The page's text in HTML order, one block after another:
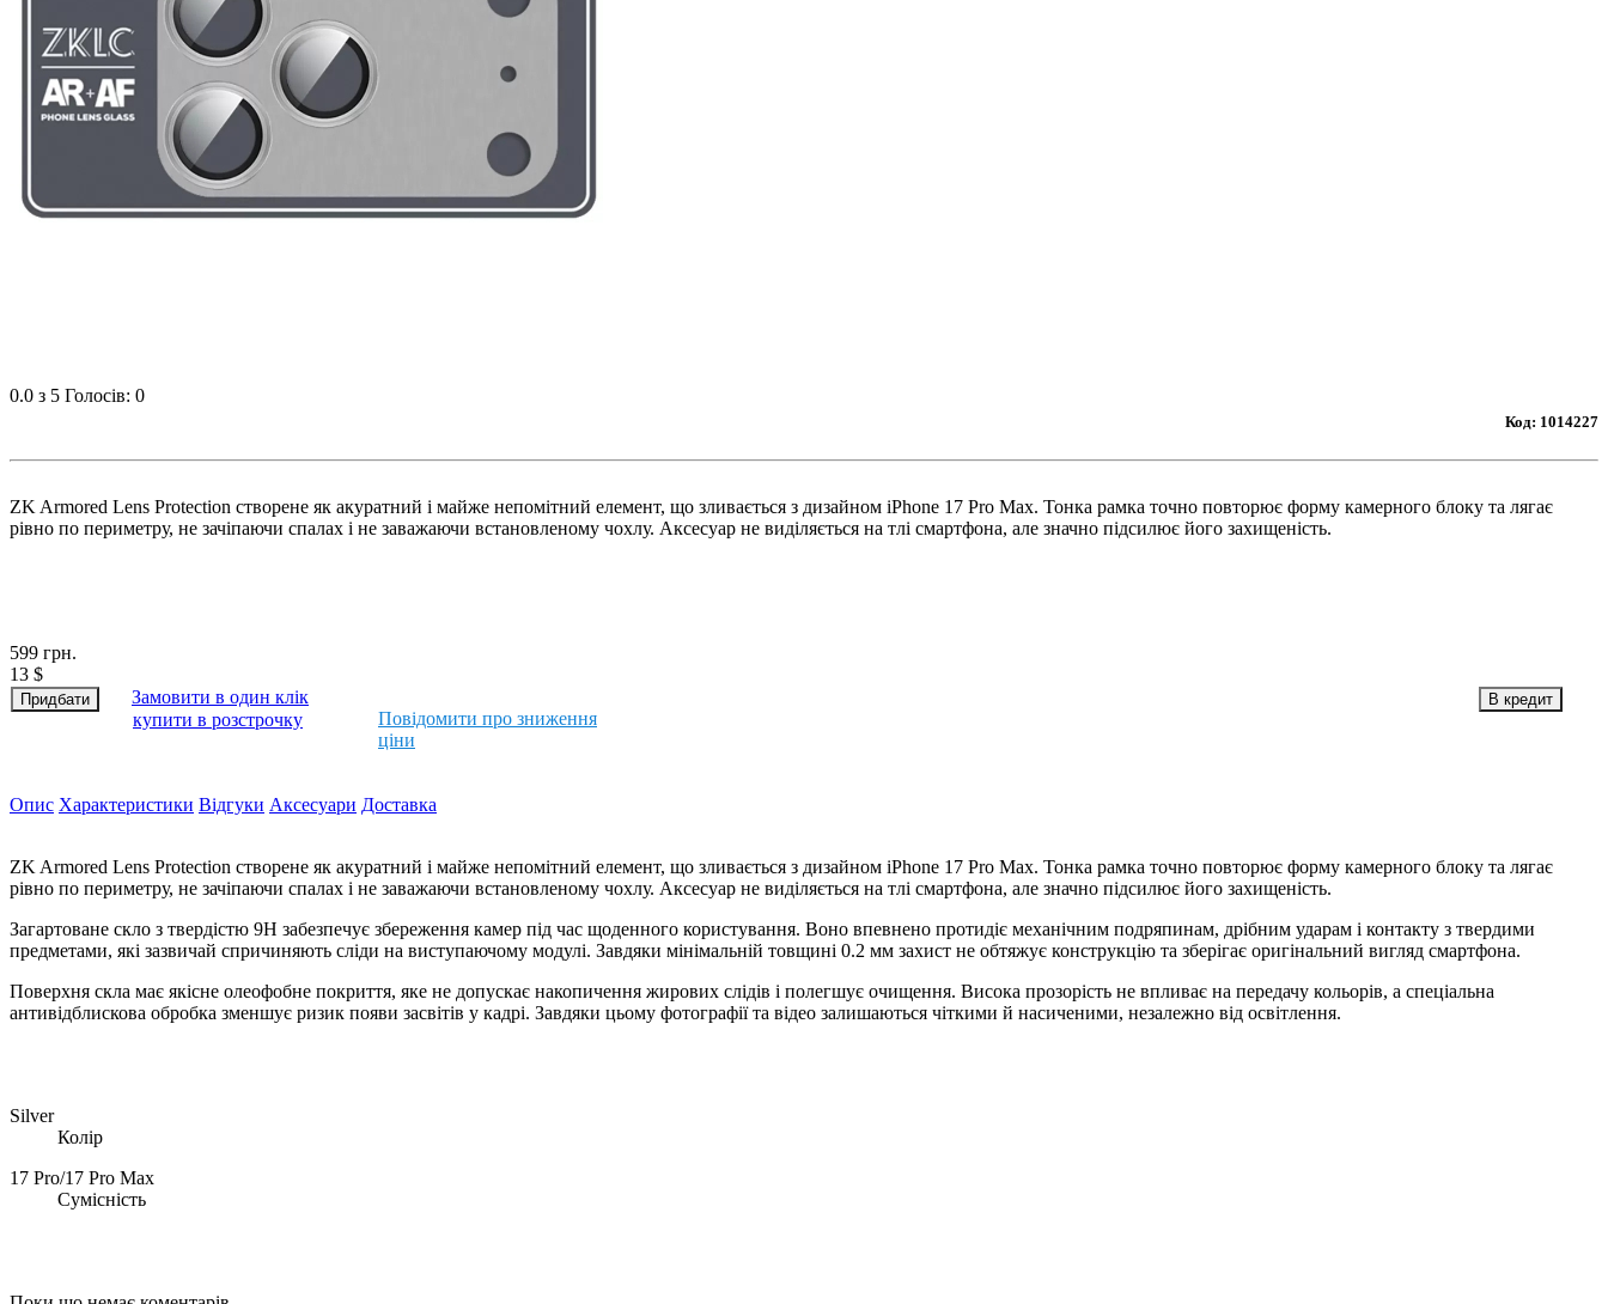
0.0 з 5 Голосів: 0
Код: 1014227
ZK Armored Lens Protection створене як акуратний і майже непомітний елемент, що зливається з дизайном iPhone 17 Pro Max. Тонка рамка точно повторює форму камерного блоку та лягає
рівно по периметру, не зачіпаючи спалах і не заважаючи встановленому чохлу. Аксесуар не виділяється на тлі смартфона, але значно підсилює його захищеність.
599 грн.
13 $
Замовити в один клік
купити в розстрочку
Повідомити про зниження
ціни
Опис Характеристики Відгуки Аксесуари Доставка
ZK Armored Lens Protection створене як акуратний і майже непомітний елемент, що зливається з дизайном iPhone 17 Pro Max. Тонка рамка точно повторює форму камерного блоку та лягає
рівно по периметру, не зачіпаючи спалах і не заважаючи встановленому чохлу. Аксесуар не виділяється на тлі смартфона, але значно підсилює його захищеність.
Загартоване скло з твердістю 9H забезпечує збереження камер під час щоденного користування. Воно впевнено протидіє механічним подряпинам, дрібним ударам і контакту з твердими
предметами, які зазвичай спричиняють сліди на виступаючому модулі. Завдяки мінімальній товщині 0.2 мм захист не обтяжує конструкцію та зберігає оригінальний вигляд смартфона.
Поверхня скла має якісне олеофобне покриття, яке не допускає накопичення жирових слідів і полегшує очищення. Висока прозорість не впливає на передачу кольорів, а спеціальна
антивідблискова обробка зменшує ризик появи засвітів у кадрі. Завдяки цьому фотографії та відео залишаються чіткими й насиченими, незалежно від освітлення.
Silver
Колір
17 Pro/17 Pro Max
Сумісність